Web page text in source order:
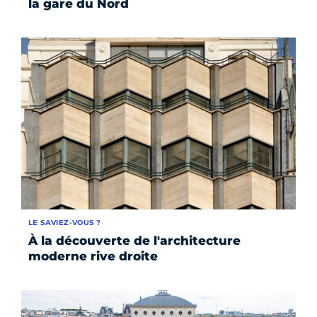
la gare du Nord
À la découverte de l'architecture
moderne rive droite
LE SAVIEZ-VOUS ?